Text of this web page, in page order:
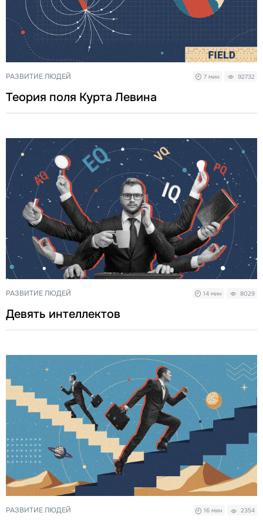
РАЗВИТИЕ ЛЮДЕЙ 7 мин 92732
Теория поля Курта Левина
РАЗВИТИЕ ЛЮДЕЙ 14 мин 8029
Девять интеллектов
РАЗВИТИЕ ЛЮДЕЙ 16 мин 2354